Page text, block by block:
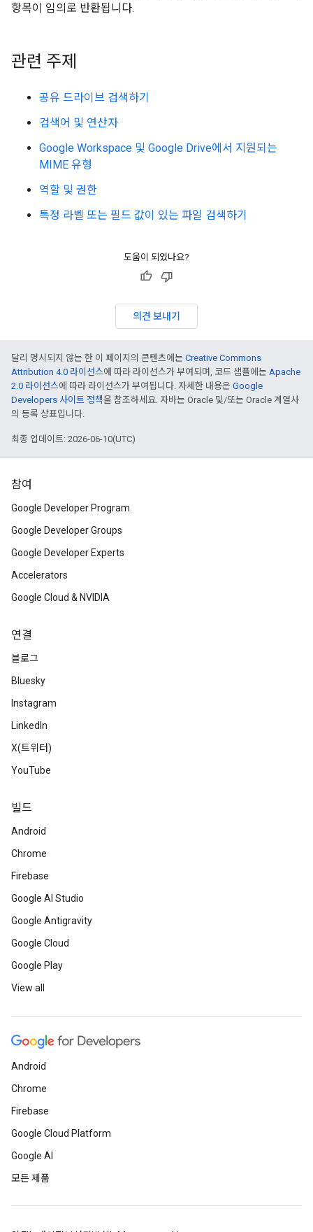
항목이 임의로 반환됩니다.
관련 주제
공유 드라이브 검색하기
검색어 및 연산자
Google Workspace 및 Google Drive에서 지원되는
MIME 유형
역할 및 권한
특정 라벨 또는 필드 값이 있는 파일 검색하기
도움이 되었나요?
의견 보내기
달리 명시되지 않는 한 이 페이지의 콘텐츠에는 Creative Commons
Attribution 4.0 라이선스에 따라 라이선스가 부여되며, 코드 샘플에는 Apache
2.0 라이선스에 따라 라이선스가 부여됩니다. 자세한 내용은 Google
Developers 사이트 정책을 참조하세요. 자바는 Oracle 및/또는 Oracle 계열사
의 등록 상표입니다.
최종 업데이트: 2026-06-10(UTC)
참여
Google Developer Program
Google Developer Groups
Google Developer Experts
Accelerators
Google Cloud & NVIDIA
연결
블로그
Bluesky
Instagram
LinkedIn
X(트위터)
YouTube
빌드
Android
Chrome
Firebase
Google AI Studio
Google Antigravity
Google Cloud
Google Play
View all
Android
Chrome
Firebase
Google Cloud Platform
Google AI
모든 제품